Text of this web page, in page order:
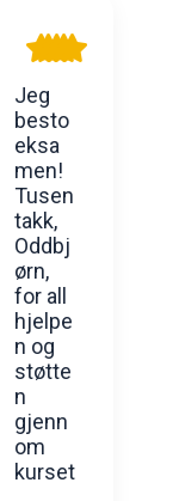
Jeg
besto
eksa
men!
Tusen
takk,
Oddbj
ørn,
for all
hjelpe
n og
støtte
n
gjenn
om
kurset